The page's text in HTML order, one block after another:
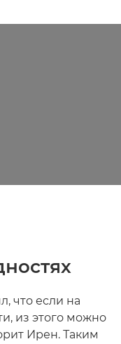
видео
что если на
из этого можно
Ирен. Таким